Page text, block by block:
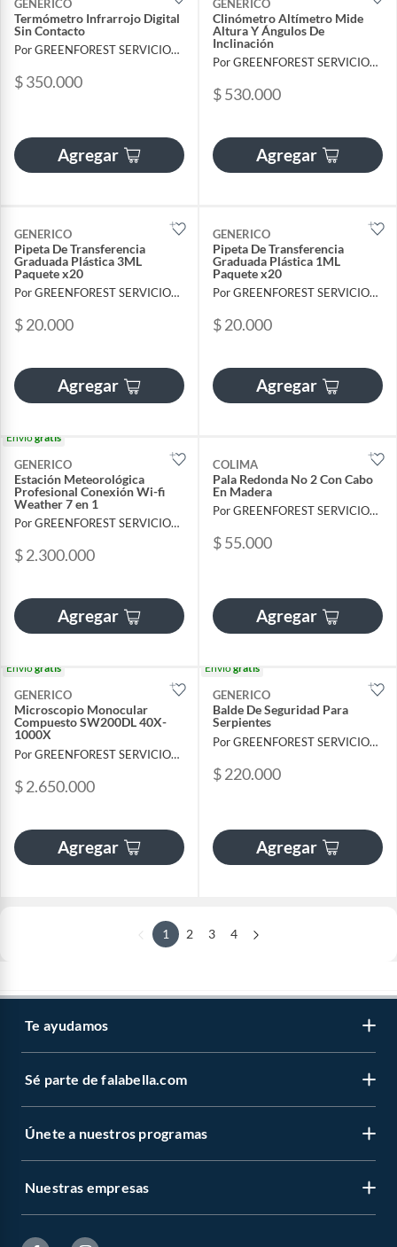
GENERICO
Termómetro Infrarrojo Digital
Sin Contacto
Por GREENFOREST SERVICIOS FORESTALES SAS
$ 350.000
Agregar
GENERICO
Clinómetro Altímetro Mide
Altura Y Ángulos De
Inclinación
Por GREENFOREST SERVICIOS FORESTALES SAS
$ 530.000
Agregar
GENERICO
Pipeta De Transferencia
Graduada Plástica 3ML
Paquete x20
Por GREENFOREST SERVICIOS FORESTALES SAS
$ 20.000
Agregar
GENERICO
Pipeta De Transferencia
Graduada Plástica 1ML
Paquete x20
Por GREENFOREST SERVICIOS FORESTALES SAS
$ 20.000
Agregar
Envíogratis
GENERICO
Estación Meteorológica
Profesional Conexión Wi-fi
Weather 7 en 1
Por GREENFOREST SERVICIOS FORESTALES SAS
$ 2.300.000
Agregar
COLIMA
Pala Redonda No 2 Con Cabo
En Madera
Por GREENFOREST SERVICIOS FORESTALES SAS
$ 55.000
Agregar
Envíogratis
GENERICO
Microscopio Monocular
Compuesto SW200DL 40X-
1000X
Por GREENFOREST SERVICIOS FORESTALES SAS
$ 2.650.000
Agregar
Envíogratis
GENERICO
Balde De Seguridad Para
Serpientes
Por GREENFOREST SERVICIOS FORESTALES SAS
$ 220.000
Agregar
1 2 3 4
Te ayudamos
Sé parte de falabella.com
Únete a nuestros programas
Nuestras empresas